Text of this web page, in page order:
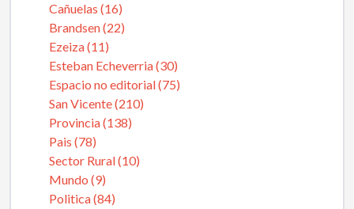
Cañuelas (16)
Brandsen (22)
Ezeiza (11)
Esteban Echeverria (30)
Espacio no editorial (75)
San Vicente (210)
Provincia (138)
Pais (78)
Sector Rural (10)
Mundo (9)
Politica (84)